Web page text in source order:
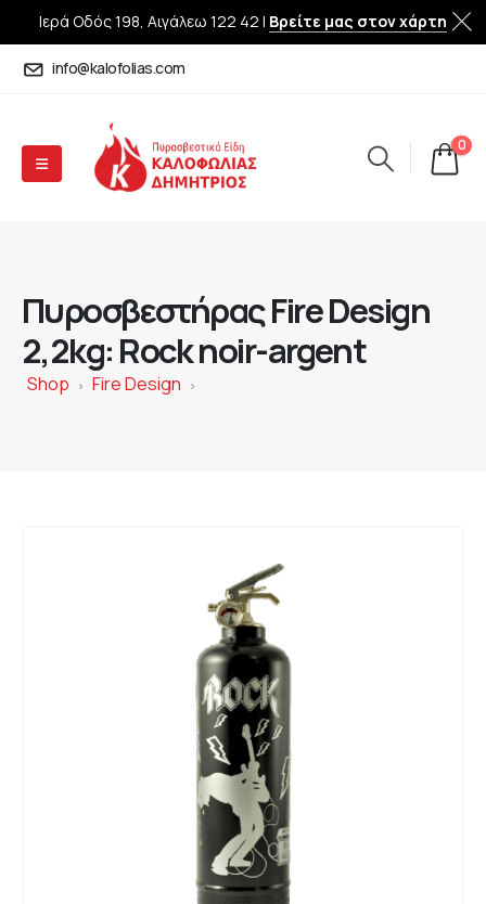
Ιερά Οδός 198, Αιγάλεω 122 42 | Βρείτε μας στον χάρτη
info@kalofolias.com
0
Πυροσβεστήρας Fire Design
2,2kg: Rock noir-argent
Shop > Fire Design >